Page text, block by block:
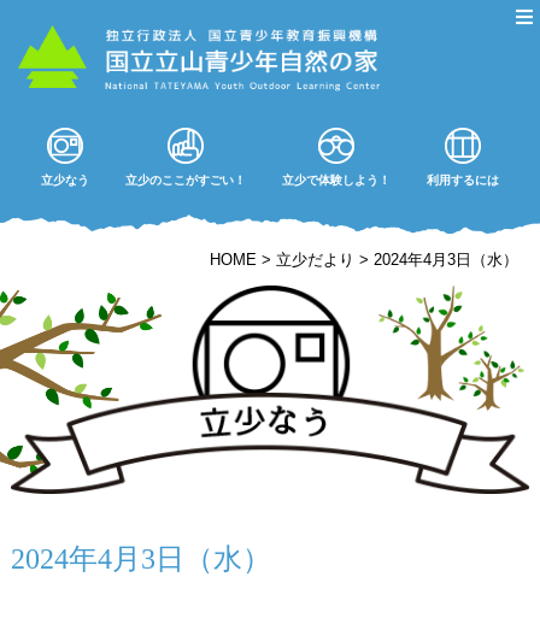
立少なう 立少のここがすごい！ 立少で体験しよう！ 利用するには
HOME > 立少だより >2024年4月3日（水）
2024年4月3日（水）